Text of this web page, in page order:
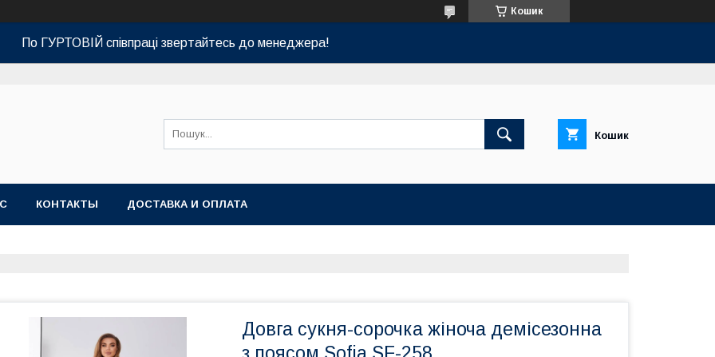
Кошик
По ГУРТОВІЙ співпраці звертайтесь до менеджера!
Кошик
КОНТАКТЫ ДОСТАВКА И ОПЛАТА
Довга сукня-сорочка жіноча демісезонна